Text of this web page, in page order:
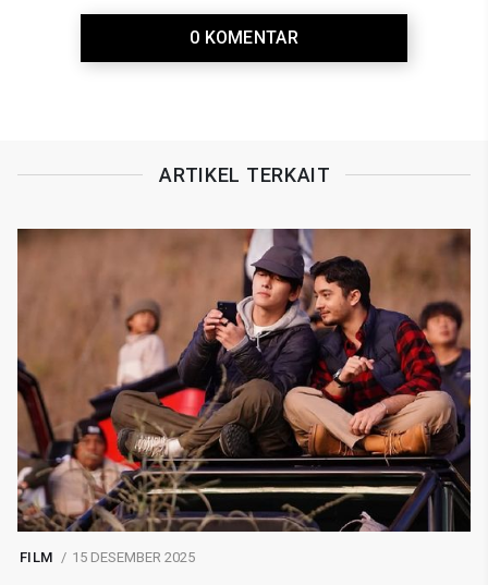
0 KOMENTAR
ARTIKEL TERKAIT
FILM 15 DESEMBER 2025